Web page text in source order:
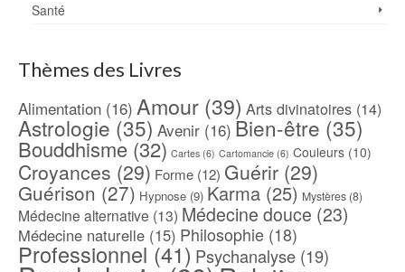
Santé
Thèmes des Livres
Alimentation (16) Amour (39) Arts divinatoires (14)
Astrologie (35) Avenir (16) Bien-être (35)
Bouddhisme (32) Cartes (6) Cartomancie (6) Couleurs (10)
Croyances (29) Forme (12) Guérir (29)
Guérison (27) Hypnose (9) Karma (25) Mystères (8)
Médecine alternative (13) Médecine douce (23)
Médecine naturelle (15) Philosophie (18)
Professionnel(41) Psychanalyse (19)